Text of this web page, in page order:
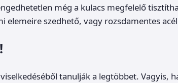
még a kulacs megfelelő
elemeire szedhető, vagy rozsdamentes
tanulják a legtöbbet. Vagyis,